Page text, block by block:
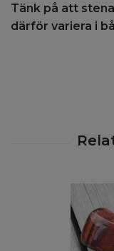
Tänk på att
därför variera i